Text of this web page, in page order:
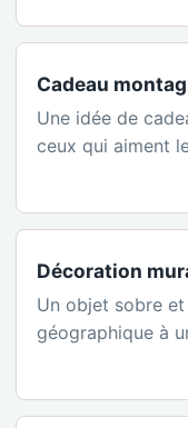
Cadeau
Une idée de
ceux qui aiment
Décoration
Un objet sobre
géographique à